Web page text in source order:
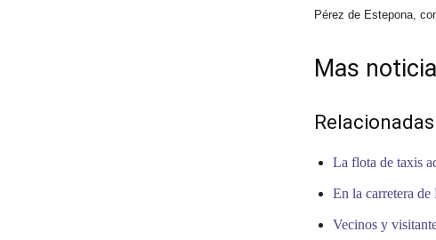
Pérez de Estepona,
Mas
Relacionadas
La flota de taxis
En la carretera
Vecinos y